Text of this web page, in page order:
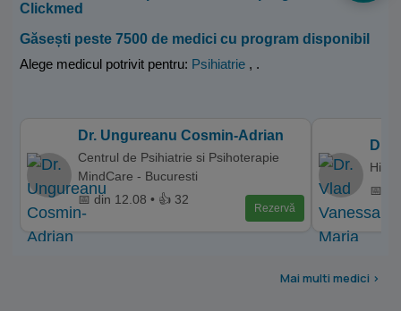
Clickmed
Găsești peste 7500 de medici cu program disponibil
Alege medicul potrivit pentru: Psihiatrie , .
Dr. Ungureanu Cosmin-Adrian
Centrul de Psihiatrie si Psihoterapie
MindCare - Bucuresti
📅 din 12.08 • 👍 32
Rezervă
Dr.
📅
Mai multi medici >